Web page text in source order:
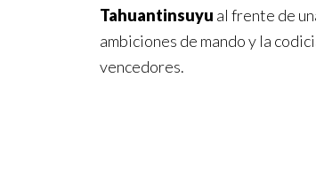
Tahuantinsuyu al frente de
ambiciones de mando y la
vencedores.